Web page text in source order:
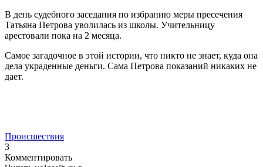
В день судебного заседания по избранию меры пресечения
Татьяна Петрова уволилась из школы. Учительницу
арестовали пока на 2 месяца.
Самое загадочное в этой истории, что никто не знает, куда она
дела украденные деньги. Сама Петрова показаний никаких не
дает.
Происшествия
3
Комментировать